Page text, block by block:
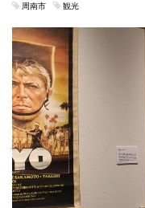
周南市 観光